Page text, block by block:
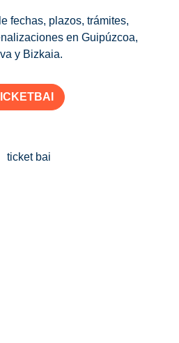
fechas, plazos, trámites,
en Guipúzcoa,
y Bizkaia.